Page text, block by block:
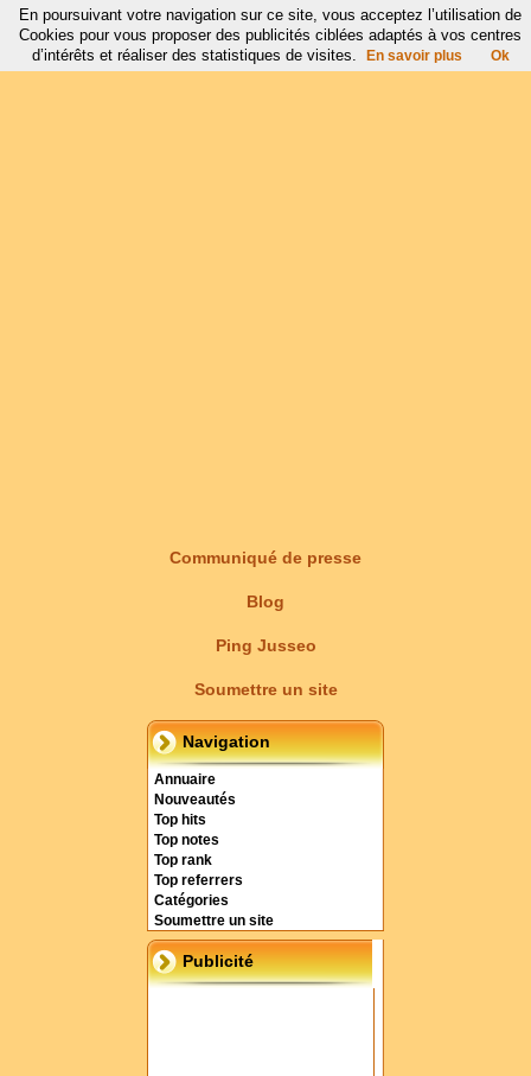
Communiqué de presse
Blog
Ping Jusseo
Soumettre un site
Navigation
Annuaire
Nouveautés
Top hits
Top notes
Top rank
Top referrers
Catégories
Soumettre un site
Publicité
En poursuivant votre navigation sur ce site, vous acceptez l’utilisation de
Cookies pour vous proposer des publicités ciblées adaptés à vos centres
d’intérêts et réaliser des statistiques de visites.
En savoir plus Ok